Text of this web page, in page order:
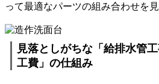
って最適なパーツの組み合わせを
見落としがちな「給排水管
工費」の仕組み